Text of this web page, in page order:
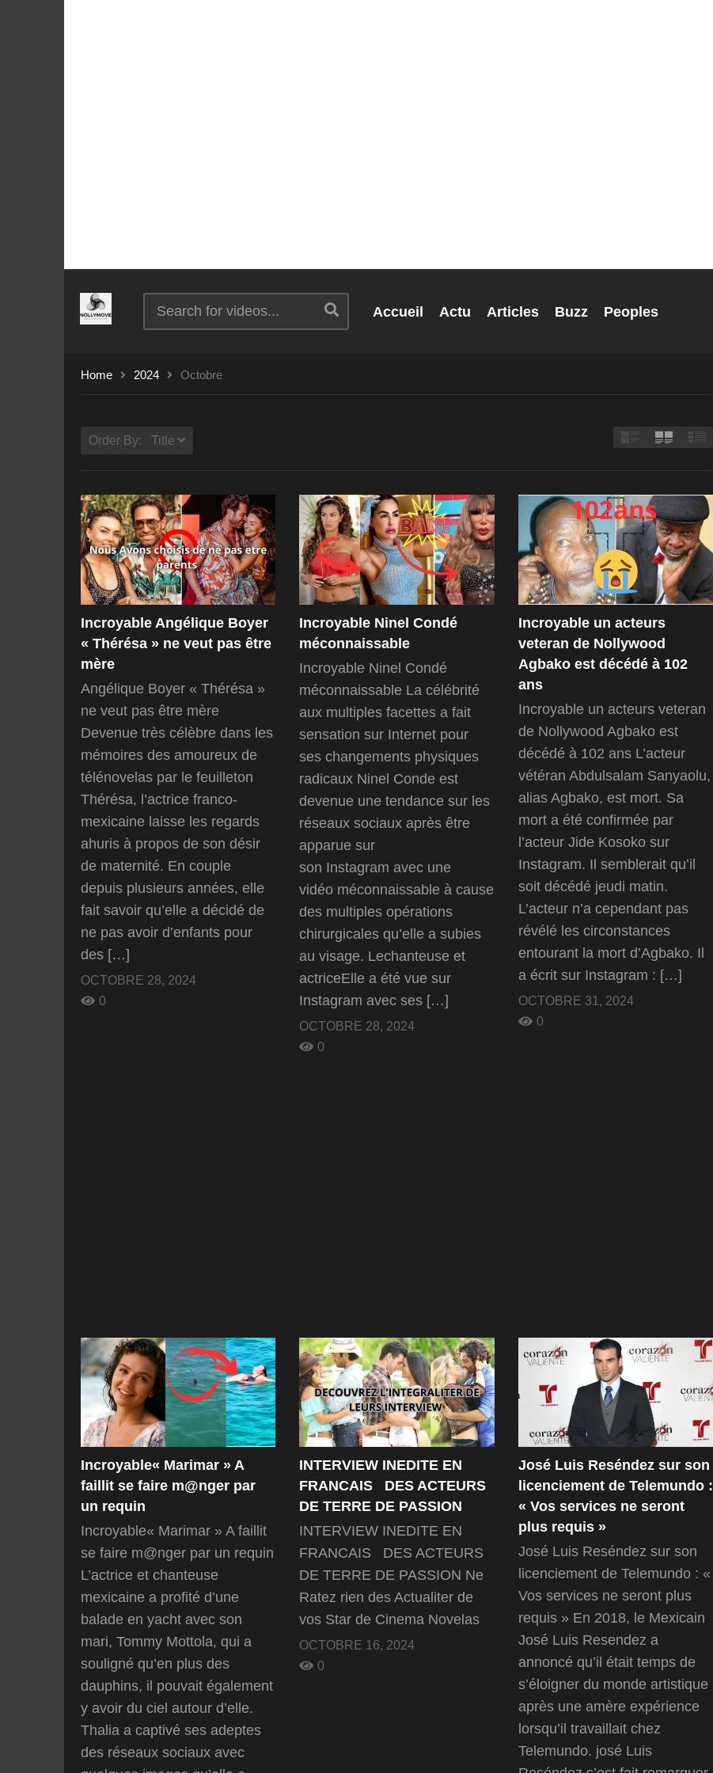
Accueil Actu Articles Buzz Peoples
Home 2024 Octobre
Order By: Title
Incroyable Angélique Boyer
« Thérésa » ne veut pas être
mère
Angélique Boyer « Thérésa »
ne veut pas être mère
Devenue très célèbre dans les
mémoires des amoureux de
télénovelas par le feuilleton
Thérésa, l’actrice franco-
mexicaine laisse les regards
ahuris à propos de son désir
de maternité. En couple
depuis plusieurs années, elle
fait savoir qu’elle a décidé de
ne pas avoir d’enfants pour
des […]
OCTOBRE 28, 2024
0
Incroyable Ninel Condé
méconnaissable
Incroyable Ninel Condé
méconnaissable La célébrité
aux multiples facettes a fait
sensation sur Internet pour
ses changements physiques
radicaux Ninel Conde est
devenue une tendance sur les
réseaux sociaux après être
apparue sur
son Instagram avec une
vidéo méconnaissable à cause
des multiples opérations
chirurgicales qu’elle a subies
au visage. Lechanteuse et
actriceElle a été vue sur
Instagram avec ses […]
OCTOBRE 28, 2024
0
Incroyable un acteurs
veteran de Nollywood
Agbako est décédé à 102
ans
Incroyable un acteurs veteran
de Nollywood Agbako est
décédé à 102 ans L’acteur
vétéran Abdulsalam Sanyaolu,
alias Agbako, est mort. Sa
mort a été confirmée par
l’acteur Jide Kosoko sur
Instagram. Il semblerait qu’il
soit décédé jeudi matin.
L’acteur n’a cependant pas
révélé les circonstances
entourant la mort d’Agbako. Il
a écrit sur Instagram : […]
OCTOBRE 31, 2024
0
Incroyable« Marimar » A
faillit se faire m@nger par
un requin
Incroyable« Marimar » A faillit
se faire m@nger par un requin
L’actrice et chanteuse
mexicaine a profité d’une
balade en yacht avec son
mari, Tommy Mottola, qui a
souligné qu’en plus des
dauphins, il pouvait également
y avoir du ciel autour d’elle.
Thalia a captivé ses adeptes
des réseaux sociaux avec
INTERVIEW INEDITE EN
FRANCAIS DES ACTEURS
DE TERRE DE PASSION
INTERVIEW INEDITE EN
FRANCAIS DES ACTEURS
DE TERRE DE PASSION Ne
Ratez rien des Actualiter de
vos Star de Cinema Novelas
OCTOBRE 16, 2024
0
José Luis Reséndez sur son
licenciement de Telemundo :
« Vos services ne seront
plus requis »
José Luis Reséndez sur son
licenciement de Telemundo : «
Vos services ne seront plus
requis » En 2018, le Mexicain
José Luis Resendez a
annoncé qu’il était temps de
s’éloigner du monde artistique
après une amère expérience
lorsqu’il travaillait chez
Telemundo. josé Luis